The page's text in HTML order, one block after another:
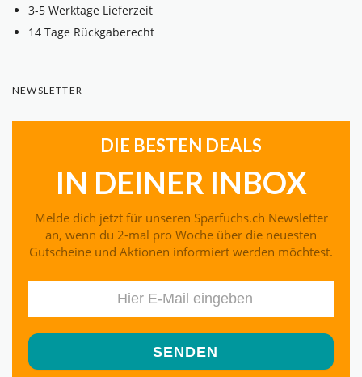
3-5 Werktage Lieferzeit
14 Tage Rückgaberecht
NEWSLETTER
DIE BESTEN DEALS
IN DEINER INBOX
Melde dich jetzt für unseren Sparfuchs.ch Newsletter
an, wenn du 2-mal pro Woche über die neuesten
Gutscheine und Aktionen informiert werden möchtest.